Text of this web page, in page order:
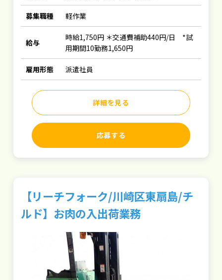
募集職種 軽作業
給与
時給1,750円 ＊交通費補助440円/日 *試
用期間10勤務1,650円
雇用形態 派遣社員
詳細を見る
応募する
【リーチフォーク/川崎区東扇島/チ
ルド】お肉の入出荷業務